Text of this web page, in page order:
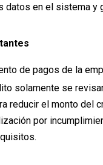
datos en el sistema y
de pagos de la
solamente se
reducir el monto del
por